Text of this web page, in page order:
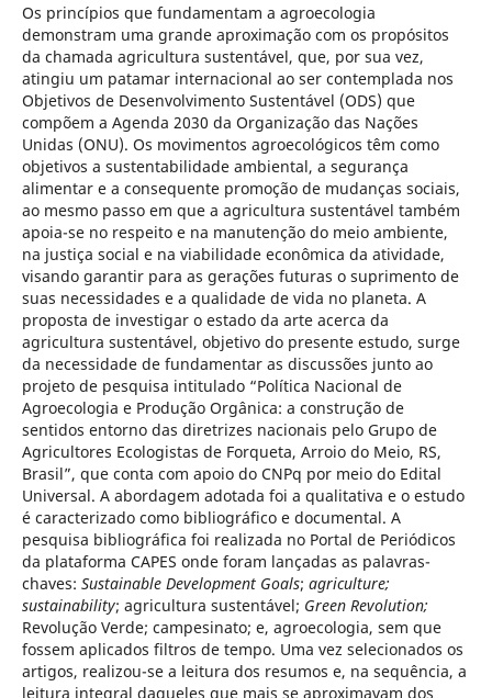
Os princípios que fundamentam a agroecologia
demonstram uma grande aproximação com os propósitos
da chamada agricultura sustentável, que, por sua vez,
atingiu um patamar internacional ao ser contemplada nos
Objetivos de Desenvolvimento Sustentável (ODS) que
compõem a Agenda 2030 da Organização das Nações
Unidas (ONU). Os movimentos agroecológicos têm como
objetivos a sustentabilidade ambiental, a segurança
alimentar e a consequente promoção de mudanças sociais,
ao mesmo passo em que a agricultura sustentável também
apoia-se no respeito e na manutenção do meio ambiente,
na justiça social e na viabilidade econômica da atividade,
visando garantir para as gerações futuras o suprimento de
suas necessidades e a qualidade de vida no planeta. A
proposta de investigar o estado da arte acerca da
agricultura sustentável, objetivo do presente estudo, surge
da necessidade de fundamentar as discussões junto ao
projeto de pesquisa intitulado “Política Nacional de
Agroecologia e Produção Orgânica: a construção de
sentidos entorno das diretrizes nacionais pelo Grupo de
Agricultores Ecologistas de Forqueta, Arroio do Meio, RS,
Brasil”, que conta com apoio do CNPq por meio do Edital
Universal. A abordagem adotada foi a qualitativa e o estudo
é caracterizado como bibliográfico e documental. A
pesquisa bibliográfica foi realizada no Portal de Periódicos
da plataforma CAPES onde foram lançadas as palavras-
chaves: Sustainable Development Goals; agriculture;
sustainability; agricultura sustentável; Green Revolution;
Revolução Verde; campesinato; e, agroecologia, sem que
fossem aplicados filtros de tempo. Uma vez selecionados os
artigos, realizou-se a leitura dos resumos e, na sequência, a
leitura integral daqueles que mais se aproximavam dos